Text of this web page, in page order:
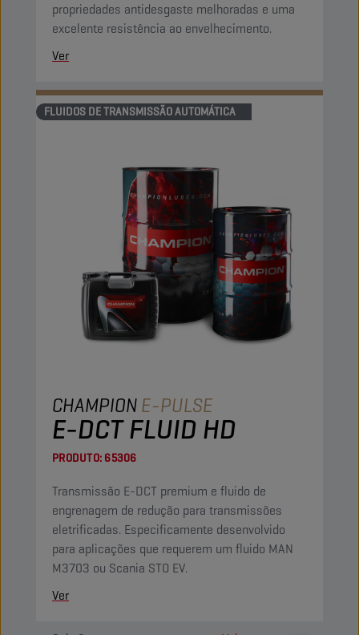
propriedades antidesgaste melhoradas e uma
excelente resistência ao envelhecimento.
Ver
FLUIDOS DE TRANSMISSÃO AUTOMÁTICA
CHAMPIONE-PULSE
E-DCT FLUID HD
PRODUTO: 65306
Transmissão E-DCT premium e fluido de
engrenagem de redução para transmissões
eletrificadas. Especificamente desenvolvido
para aplicações que requerem um fluido MAN
M3703 ou Scania STO EV.
Ver